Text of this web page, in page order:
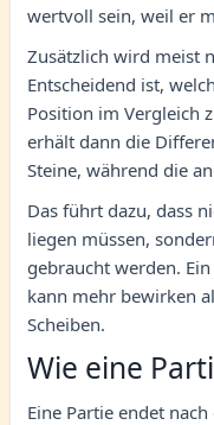
wertvoll sein, weil er
Zusätzlich wird meist
Entscheidend ist,
Position im Vergleich
erhält dann die
Steine, während die
Das führt dazu, dass
liegen müssen,
gebraucht werden.
kann mehr bewirken
Scheiben.
Wie eine
Eine Partie endet